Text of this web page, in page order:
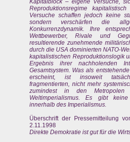
Kapitalblock – eigene Versuche,
Reproduktionsregime
Versuche schaffen jedoch keine
sondern verschärfen die
Konkurrenzdynamik. Ihre
Wettbewerber, Rivale und
resultierende zunehmende
durch die USA dominierten NATO-
kapitalistischen Reproduktionslogik
Ergebnis ihrer nachholenden
Gesamtsystem. Was als
erscheint, ist insoweit
fragmentierten, nicht mehr
zumindest in den Metropolen
Weltimperialismus. Es gibt
innerhalb des Imperialismus.
Überschrift der Pressemitteilung
2.11.1998
Direkte Demokratie ist gut für die